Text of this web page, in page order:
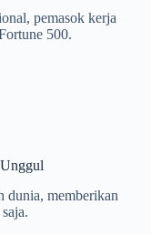
pemasok kerja
500.
dunia, memberikan